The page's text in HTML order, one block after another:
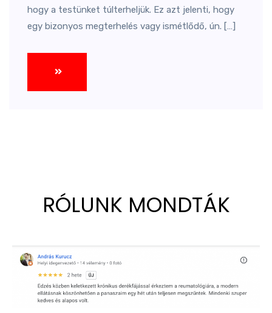
hogy a testünket túlterheljük. Ez azt jelenti, hogy
egy bizonyos megterhelés vagy ismétlődő, ún. […]
RÓLUNK MONDTÁK